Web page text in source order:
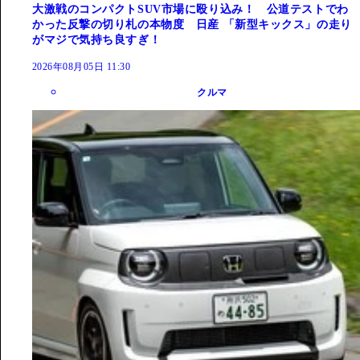
大激戦のコンパクトSUV市場に殴り込み！ 公道テストでわ
かった反撃の切り札の本物度 日産 「新型キックス」の走り
がマジで気持ち良すぎ！
2026年08月05日 11:30
クルマ